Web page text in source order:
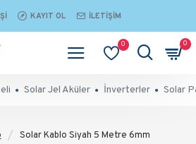
KAYIT OL İLETIŞIM
0 0
Solar Jel Aküler İnverterler Solar
Solar Kablo Siyah 5 Metre 6mm